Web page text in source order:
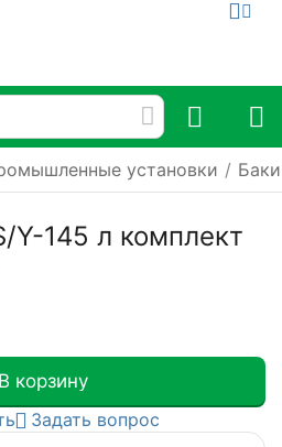
установки /
Y-145 л комплект
В корзину
Задать вопрос